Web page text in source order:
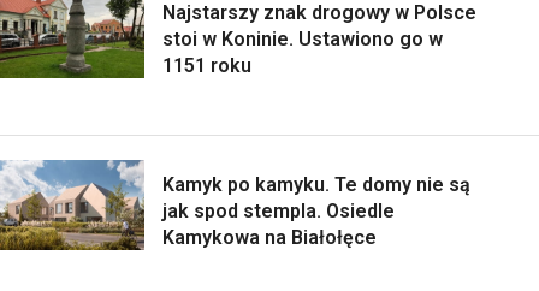
Najstarszy znak drogowy w Polsce
stoi w Koninie. Ustawiono go w
1151 roku
Kamyk po kamyku. Te domy nie są
jak spod stempla. Osiedle
Kamykowa na Białołęce